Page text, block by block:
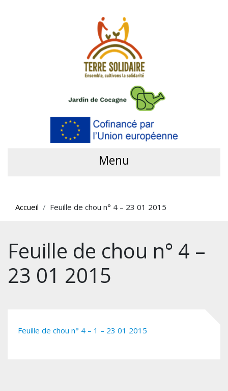
Menu
Accueil Feuille de chou n° 4 – 23 01 2015
Feuille de chou n° 4 –
23 01 2015
Feuille de chou n° 4 – 1 – 23 01 2015